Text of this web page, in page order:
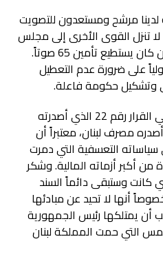
مرشح ومستعدون للتصويت
تنزل القوى الأخرى إلى مجلس
النواب وتنتخب مرشحها لنرى ان كان يستطيع تأمين 65 صوتاً.
على ضرورة عدم التعطيل
وتشكيل حكومة فاعلة.
وبحث مخزومي مع سماحته في القرار رقم 22 الذي أصدرته
165 الذي أصدره مصرف لبنان، معتبراً أن
التعسفية التي دمرت
من أكبر أزماته المالية. وشكر
كانت وستبقى دائماً السند
أنها لا تحيد عن مبادئها
أن يمتلكها رئيس الجمهورية
التي حمت المملكة لبنان